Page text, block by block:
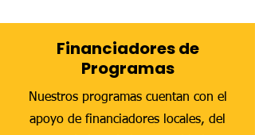
Financiadores de
Programas
Nuestros programas cuentan con el
apoyo de financiadores locales, del